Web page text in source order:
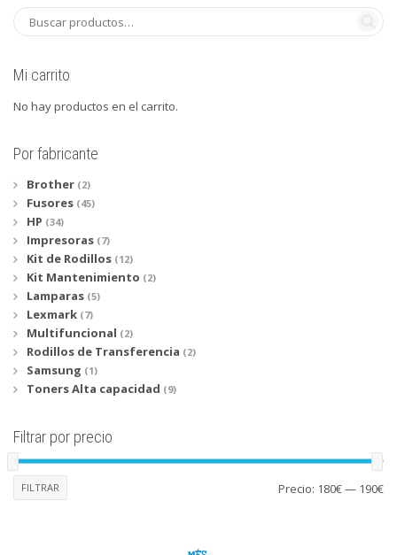
Mi carrito
No hay productos en el carrito.
Por fabricante
Brother (2)
Fusores (45)
HP (34)
Impresoras (7)
Kit de Rodillos (12)
Kit Mantenimiento (2)
Lamparas (5)
Lexmark (7)
Multifuncional (2)
Rodillos de Transferencia (2)
Samsung (1)
Toners Alta capacidad (9)
Filtrar por precio
FILTRAR Precio: 180€— 190€